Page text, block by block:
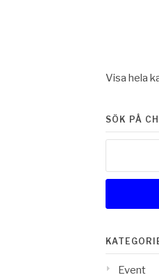
Visa hela
SÖK PÅ
Event